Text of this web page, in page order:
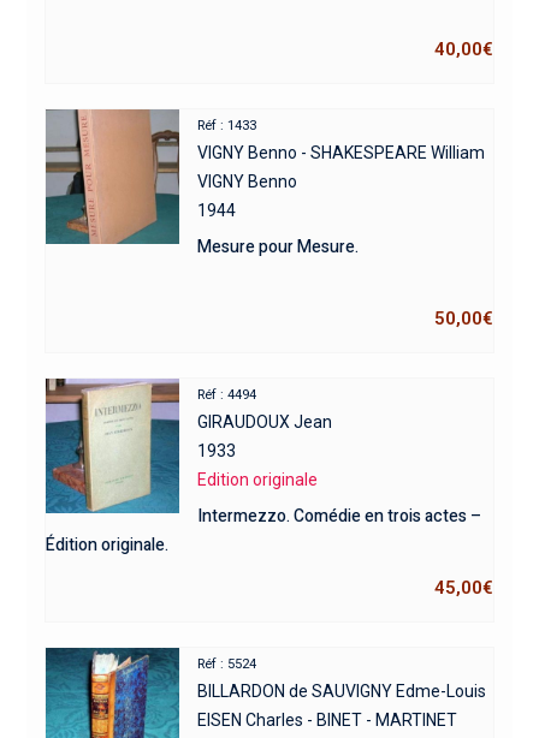
40,00€
Réf : 1433
VIGNY Benno - SHAKESPEARE William
VIGNY Benno
1944
Mesure pour Mesure.
50,00€
Réf : 4494
GIRAUDOUX Jean
1933
Edition originale
Intermezzo. Comédie en trois actes –
Édition originale.
45,00€
Réf : 5524
BILLARDON de SAUVIGNY Edme-Louis
EISEN Charles - BINET - MARTINET